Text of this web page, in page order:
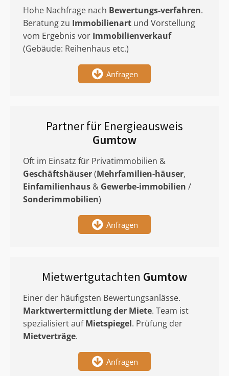
Hohe Nachfrage nach Bewertungs-verfahren.
Beratung zu Immobilienart und Vorstellung
vom Ergebnis vor Immobilienverkauf
(Gebäude: Reihenhaus etc.)
Anfragen
Partner für Energieausweis
Gumtow
Oft im Einsatz für Privatimmobilien &
Geschäftshäuser(Mehrfamilien-häuser,
Einfamilienhaus & Gewerbe-immobilien /
Sonderimmobilien)
Anfragen
Mietwertgutachten Gumtow
Einer der häufigsten Bewertungsanlässe.
Marktwertermittlungder Miete. Team ist
spezialisiert aufMietspiegel. Prüfung der
Mietverträge.
Anfragen